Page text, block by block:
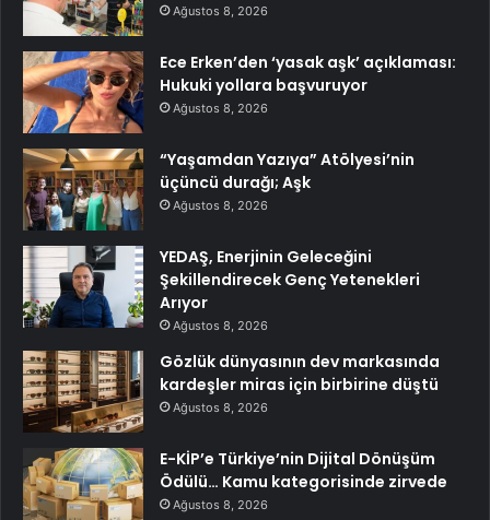
Ağustos 8, 2026
Ece Erken’den ‘yasak aşk’ açıklaması:
Hukuki yollara başvuruyor
Ağustos 8, 2026
“Yaşamdan Yazıya” Atölyesi’nin
üçüncü durağı; Aşk
Ağustos 8, 2026
YEDAŞ, Enerjinin Geleceğini
Şekillendirecek Genç Yetenekleri
Arıyor
Ağustos 8, 2026
Gözlük dünyasının dev markasında
kardeşler miras için birbirine düştü
Ağustos 8, 2026
E-KİP’e Türkiye’nin Dijital Dönüşüm
Ödülü… Kamu kategorisinde zirvede
Ağustos 8, 2026